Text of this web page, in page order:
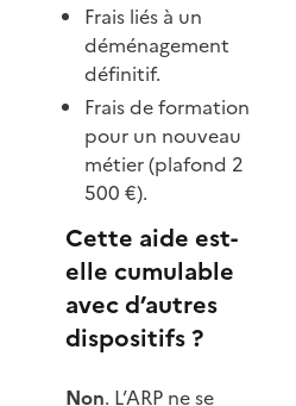
Frais liés à un
déménagement
définitif.
Frais de formation
pour un nouveau
métier (plafond 2
500 €).
Cette aide est-
elle cumulable
avec d’autres
dispositifs ?
Non. L’ARP ne se